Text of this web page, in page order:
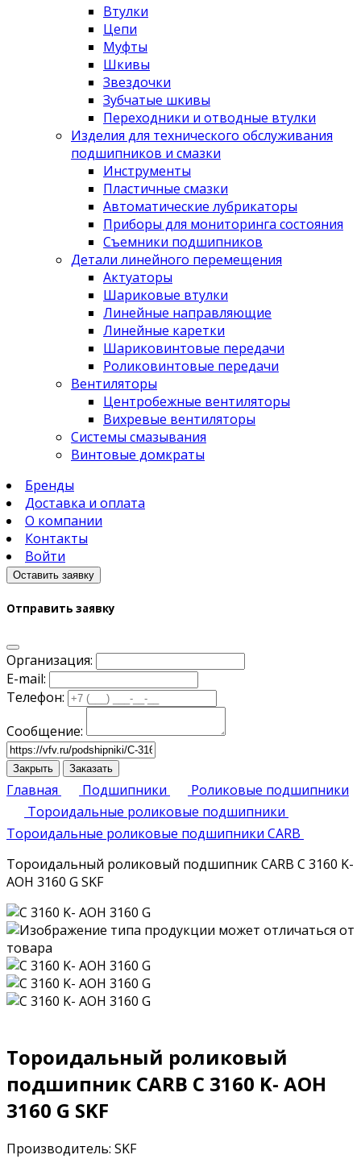
Втулки
Цепи
Муфты
Шкивы
Звездочки
Зубчатые шкивы
Переходники и отводные втулки
Изделия для технического обслуживания
подшипников и смазки
Инструменты
Пластичные смазки
Автоматические лубрикаторы
Приборы для мониторинга состояния
Съемники подшипников
Детали линейного перемещения
Актуаторы
Шариковые втулки
Линейные направляющие
Линейные каретки
Шариковинтовые передачи
Роликовинтовые передачи
Вентиляторы
Центробежные вентиляторы
Вихревые вентиляторы
Системы смазывания
Винтовые домкраты
Бренды
Доставка и оплата
О компании
Контакты
Войти
Оставить заявку
Отправить заявку
Организация:
E-mail:
Телефон:
Сообщение:
Закрыть Заказать
Главная Подшипники
Роликовые подшипники
Тороидальные роликовые подшипники
Тороидальные роликовые подшипники CARB
Тороидальный роликовый подшипник CARB C 3160 K-
AOH 3160 G SKF
Тороидальный роликовый
подшипник CARB C 3160 K- AOH
3160 G SKF
Производитель: SKF